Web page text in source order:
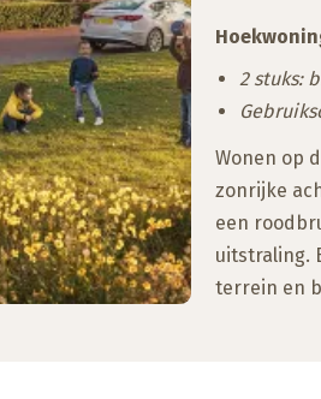
2 stuks:
Wonen op
zonrijke
een
uitstraling.
terrein en